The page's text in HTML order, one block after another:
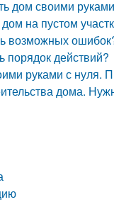
дом своими
на пустом
возможных
порядок действий?
руками с нуля.
дома.